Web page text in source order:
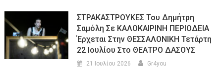
ΣΤΡΑΚΑΣΤΡΟΥΚΕΣ Του Δημήτρη
Σαμόλη Σε ΚΑΛΟΚΑΙΡΙΝΗ ΠΕΡΙΟΔΕΙΑ
Έρχεται Στην ΘΕΣΣΑΛΟΝΙΚΗ Τετάρτη
22 Ιουλίου Στο ΘΕΑΤΡΟ ΔΑΣΟΥΣ
21 Ιουλίου 2026 Gr4you